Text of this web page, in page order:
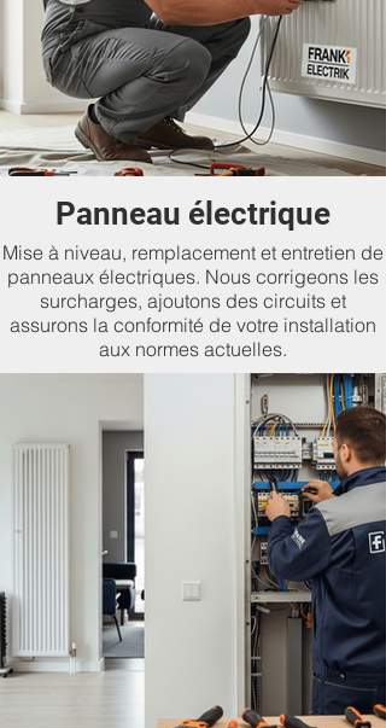
Panneau électrique
Mise à niveau, remplacement et entretien de
panneaux électriques. Nous corrigeons les
surcharges, ajoutons des circuits et
assurons la conformité de votre installation
aux normes actuelles.